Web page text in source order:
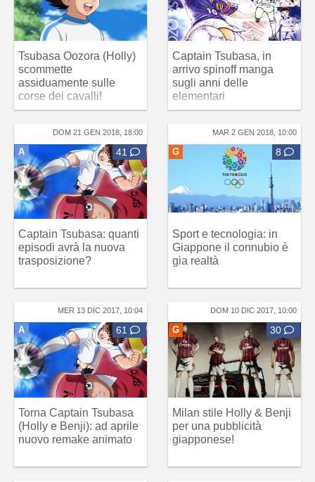
Tsubasa Oozora (Holly)
scommette
assiduamente sulle
corse dei cavalli!
Captain Tsubasa, in
arrivo spinoff manga
sugli anni delle
elementari
DOM 21 GEN 2018, 18:00
A 41
Captain Tsubasa: quanti
episodi avrà la nuova
trasposizione?
MAR 2 GEN 2018, 10:00
G 8
Sport e tecnologia: in
Giappone il connubio è
gia realtà
MER 13 DIC 2017, 10:04
A 61
Torna Captain Tsubasa
(Holly e Benji): ad aprile
nuovo remake animato
DOM 10 DIC 2017, 10:00
G 30
Milan stile Holly & Benji
per una pubblicità
giapponese!